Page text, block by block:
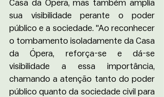
Casa da Ópera, mas também amplia
sua visibilidade perante o poder
público e a sociedade. "Ao reconhecer
o tombamento isoladamente da Casa
da Ópera, reforça-se e dá-se
visibilidade a essa importância,
chamando a atenção tanto do poder
público quanto da sociedade civil para